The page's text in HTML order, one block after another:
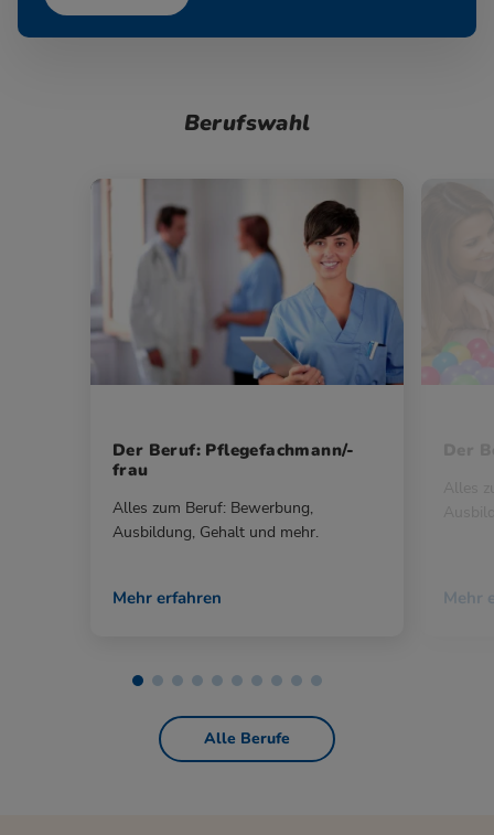
Berufswahl
Der Beruf: Pflegefachmann/-
frau
Alles zum Beruf: Bewerbung,
Ausbildung, Gehalt und mehr.
Mehr erfahren Mehr
Alle Berufe